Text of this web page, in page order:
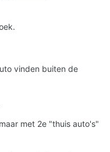
vinden buiten de
met 2e "thuis auto's"